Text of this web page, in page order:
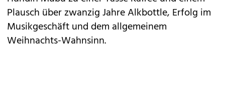
Plausch über zwanzig Jahre Alkbottle, Erfolg im
Musikgeschäft und dem allgemeinem
Weihnachts-Wahnsinn.